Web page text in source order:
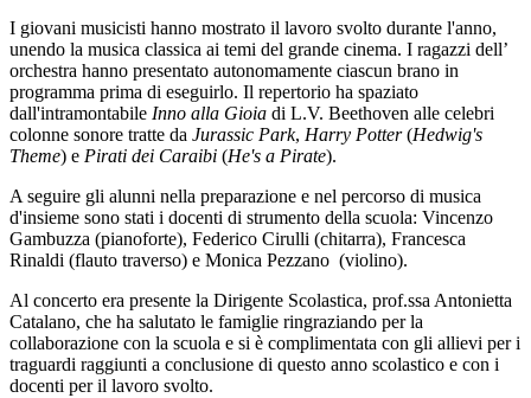
I giovani musicisti hanno mostrato il lavoro svolto durante l'anno,
unendo la musica classica ai temi del grande cinema. I ragazzi dell’
orchestra hanno presentato autonomamente ciascun brano in
programma prima di eseguirlo. Il repertorio ha spaziato
dall'intramontabile Inno alla Gioia di L.V. Beethoven alle celebri
colonne sonore tratte da Jurassic Park, Harry Potter(Hedwig's
Theme) e Pirati dei Caraibi (He's a Pirate).
A seguire gli alunni nella preparazione e nel percorso di musica
d'insieme sono stati i docenti di strumento della scuola: Vincenzo
Gambuzza (pianoforte), Federico Cirulli (chitarra), Francesca
Rinaldi (flauto traverso) e Monica Pezzano (violino).
Al concerto era presente la Dirigente Scolastica, prof.ssa Antonietta
Catalano, che ha salutato le famiglie ringraziando per la
collaborazione con la scuola e si è complimentata con gli allievi per i
traguardi raggiunti a conclusione di questo anno scolastico e con i
docenti per il lavoro svolto.